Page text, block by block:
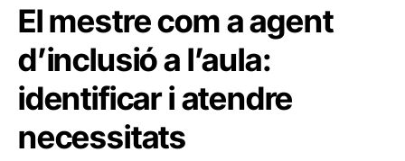
El mestre com a agent
d’inclusió a l’aula:
identificar i atendre
necessitats